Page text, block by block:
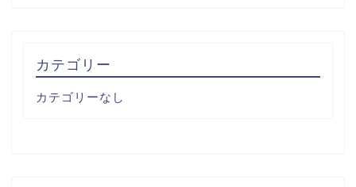
カテゴリー
カテゴリーなし